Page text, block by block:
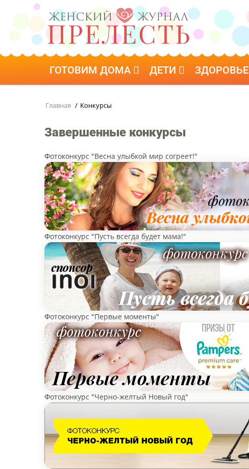
ГОТОВИМ ДОМА ДЕТИ ЗДОРОВЬЕ
Главная / Конкурсы
Завершенные конкурсы
Фотоконкурс "Весна улыбкой мир согреет!"
Фотоконкурс "Пусть всегда будет мама!"
Фотоконкурс "Первые моменты"
Фотоконкурс "Черно-желтый Новый год"